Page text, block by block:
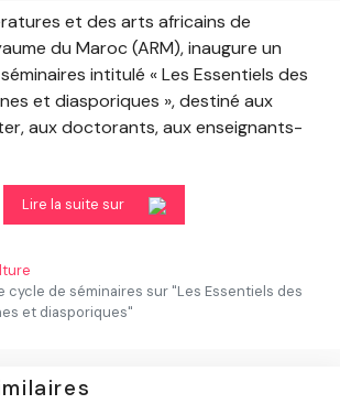
et des arts africains de
du Maroc (ARM), inaugure un
intitulé « Les Essentiels des
et diasporiques », destiné aux
aux doctorants, aux enseignants-
Lire la suite sur
cycle de séminaires sur "Les Essentiels des
et diasporiques"